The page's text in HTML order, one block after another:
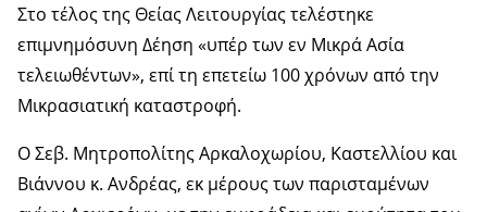
Στο τέλος της Θείας Λειτουργίας τελέστηκε
επιμνημόσυνη Δέηση «υπέρ των εν Μικρά Ασία
τελειωθέντων», επί τη επετείω 100 χρόνων από την
Μικρασιατική καταστροφή.
Ο Σεβ. Μητροπολίτης Αρκαλοχωρίου, Καστελλίου και
Βιάννου κ. Ανδρέας, εκ μέρους των παρισταμένων